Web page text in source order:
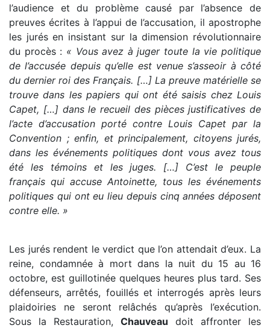
l’audience et du problème causé par l’absence de
preuves écrites à l’appui de l’accusation, il apostrophe
les jurés en insistant sur la dimension révolutionnaire
du procès : « Vous avez à juger toute la vie politique
de l’accusée depuis qu’elle est venue s’asseoir à côté
du dernier roi des Français. […] La preuve matérielle se
trouve dans les papiers qui ont été saisis chez Louis
Capet, […] dans le recueil des pièces justificatives de
l’acte d’accusation porté contre Louis Capet par la
Convention ; enfin, et principalement, citoyens jurés,
dans les événements politiques dont vous avez tous
été les témoins et les juges. […] C’est le peuple
français qui accuse Antoinette, tous les événements
politiques qui ont eu lieu depuis cinq années déposent
contre elle. »
Les jurés rendent le verdict que l’on attendait d’eux. La
reine, condamnée à mort dans la nuit du 15 au 16
octobre, est guillotinée quelques heures plus tard. Ses
défenseurs, arrêtés, fouillés et interrogés après leurs
plaidoiries ne seront relâchés qu’après l’exécution.
Sous la Restauration, Chauveau doit affronter les